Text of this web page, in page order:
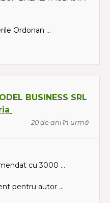
Ordonan ...
BUSINESS SRL
20 de ani în urmă
cu 3000 ...
pentru autor ...